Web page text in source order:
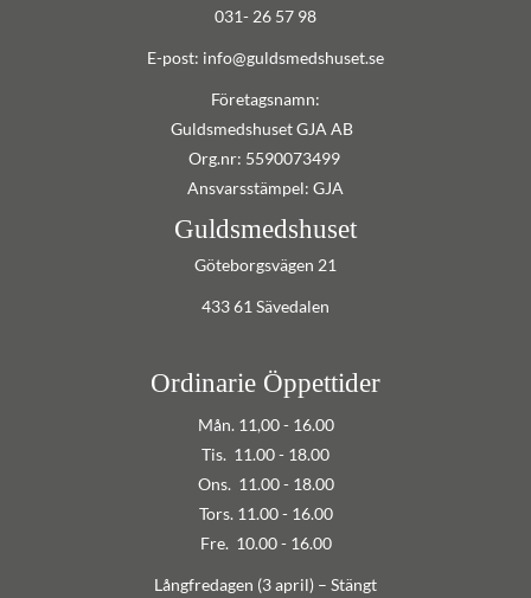
031- 26 57 98
E-post: info@guldsmedshuset.se
Företagsnamn:
Guldsmedshuset GJA AB
Org.nr: 5590073499
Ansvarsstämpel: GJA
Guldsmedshuset
Göteborgsvägen 21
433 61 Sävedalen
Ordinarie Öppettider
Mån. 11,00 - 16.00
Tis. 11.00 - 18.00
Ons. 11.00 - 18.00
Tors. 11.00 - 16.00
Fre. 10.00 - 16.00
Långfredagen (3 april) – Stängt